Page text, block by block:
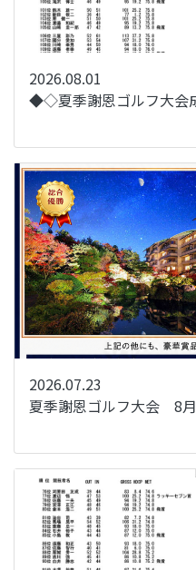
2026.08.01
◆◇夏季謝恩ゴルフ大
2026.07.23
夏季謝恩ゴルフ大会 8